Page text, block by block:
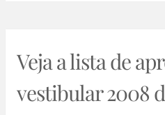
Veja a lista de
vestibular 2008